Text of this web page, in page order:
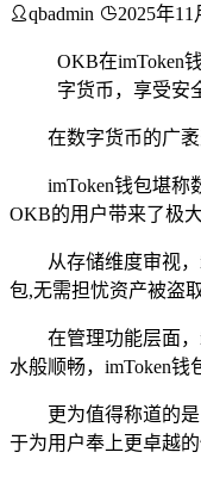
qbadmin 2025年11
OKB在imToken
字货币，享受安
在数字货币的广
imToken钱包堪
OKB的用户带来了极大
从存储维度审视
包,无需担忧资产被盗
在管理功能层面
水般顺畅，imToken
更为值得称道的
于为用户奉上更卓越的